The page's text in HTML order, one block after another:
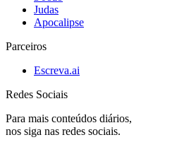
Judas
Apocalipse
Parceiros
Escreva.ai
Redes Sociais
Para mais conteúdos diários,
nos siga nas redes sociais.